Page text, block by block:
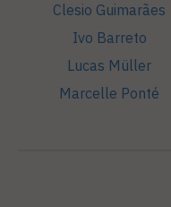
Clesio Guimarães
Ivo Barreto
Lucas Müller
Marcelle Ponté